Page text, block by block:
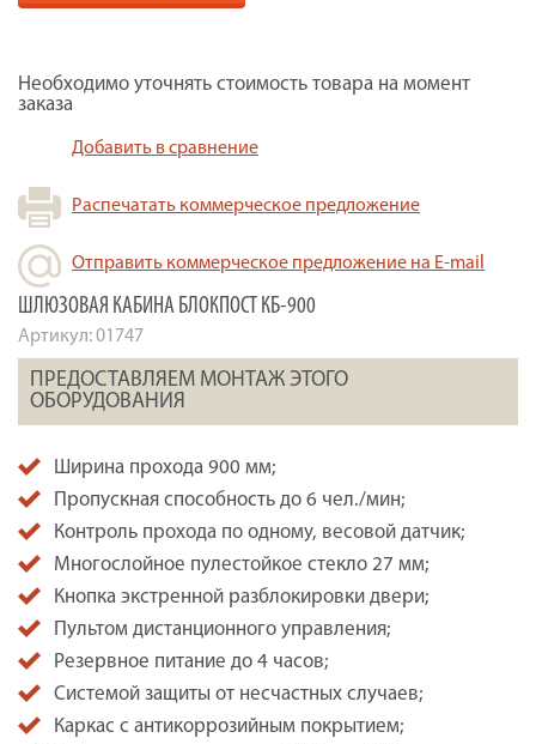
Необходимо уточнять стоимость товара на момент
заказа
Добавить в сравнение
Распечатать коммерческое предложение
Отправить коммерческое предложение на E-mail
ШЛЮЗОВАЯ КАБИНА БЛОКПОСТ КБ-900
Артикул:01747
ПРЕДОСТАВЛЯЕМ МОНТАЖ ЭТОГО
ОБОРУДОВАНИЯ
Ширина прохода 900 мм;
Пропускная способность до 6 чел./мин;
Контроль прохода по одному, весовой датчик;
Многослойное пулестойкое стекло 27 мм;
Кнопка экстренной разблокировки двери;
Пультом дистанционного управления;
Резервное питание до 4 часов;
Системой защиты от несчастных случаев;
Каркас с антикоррозийным покрытием;